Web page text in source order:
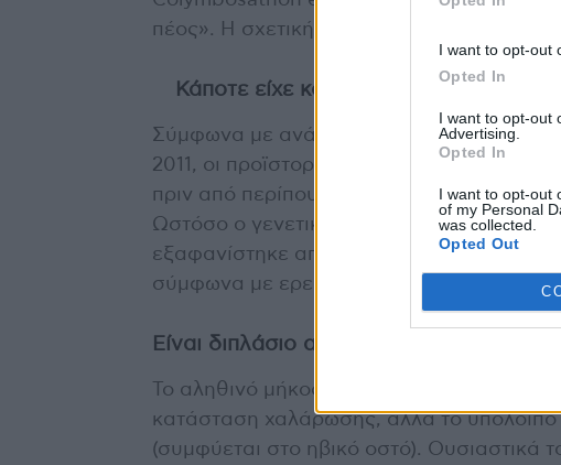
I want to opt-out
Opted In
I want to opt-out
Advertising.
Opted In
I want to opt-out
of my Personal
was collected.
Opted Out
πέος». Η σχετική ανακάλυψη
Κάποτε είχε κόκαλο
Σύμφωνα με ανάλυση του ανθρώπινου
2011, οι προϊστορικοί πρόγονοι των
πριν από περίπου έξι εκατομμύρια
Ωστόσο ο γενετικός κώδικας που ήταν
εξαφανίστηκε από το ανθρώπινο
σύμφωνα με ερευνητές από το
Είναι διπλάσιο απ’ ό,τι φαίνεται
Το αληθινό μήκος του ανθρώπινου πέους
κατάσταση χαλάρωσης, αλλά το υπόλοιπο
(συμφύεται στο ηβικό οστό). Ουσιαστικά